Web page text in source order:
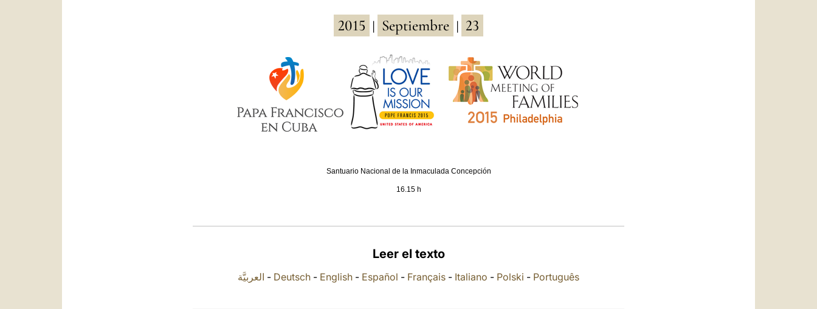
2015 Septiembre 23
Santuario Nacional de la Inmaculada Concepción
16.15 h
Leer el texto
العربيَّة - Deutsch - English - Español - Français - Italiano - Polski - Português